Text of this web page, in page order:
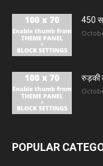
450
रुड़की
POPULAR